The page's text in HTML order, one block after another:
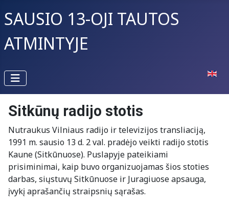
SAUSIO 13-OJI TAUTOS
ATMINTYJE
Sitkūnų radijo stotis
Nutraukus Vilniaus radijo ir televizijos transliaciją,
1991 m. sausio 13 d. 2 val. pradėjo veikti radijo stotis
Kaune (Sitkūnuose). Puslapyje pateikiami
prisiminimai, kaip buvo organizuojamas šios stoties
darbas, siųstuvų Sitkūnuose ir Juragiuose apsauga,
įvykį aprašančių straipsnių sąrašas.